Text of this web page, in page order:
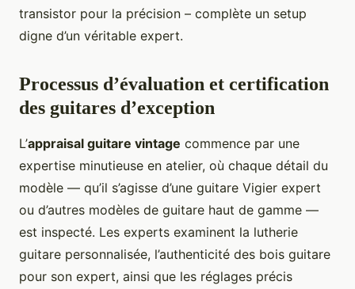
transistor pour la précision – complète un setup
digne d’un véritable expert.
Processus d’évaluation et certification
des guitares d’exception
L’appraisal guitare vintage commence par une
expertise minutieuse en atelier, où chaque détail du
modèle — qu’il s’agisse d’une guitare Vigier expert
ou d’autres modèles de guitare haut de gamme —
est inspecté. Les experts examinent la lutherie
guitare personnalisée, l’authenticité des bois guitare
pour son expert, ainsi que les réglages précis